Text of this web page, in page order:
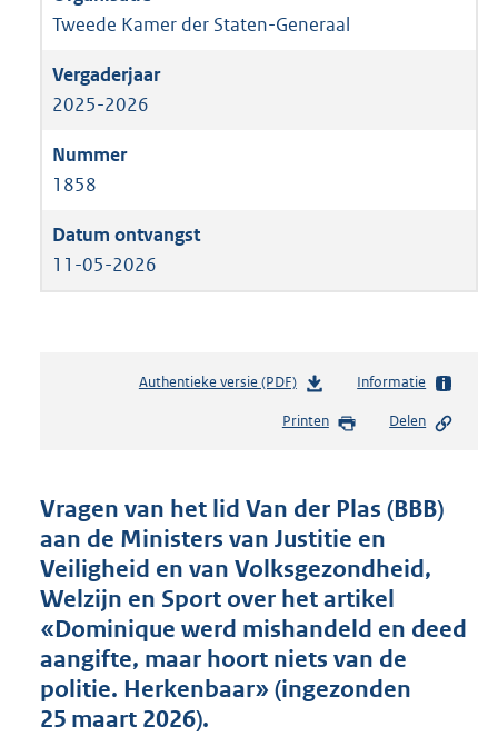
Tweede Kamer der Staten-Generaal
2025-2026
1858
11-05-2026
Authentieke versie (PDF)b
s
n
d
s
g
r
o
t
t
Informatie
Printen Delen
Vragen van het lid Van der Plas (BBB)
aan de Ministers van Justitie en
Veiligheid en van Volksgezondheid,
Welzijn en Sport over het artikel
«Dominique werd mishandeld en deed
aangifte, maar hoort niets van de
politie. Herkenbaar» (ingezonden
25 maart 2026).